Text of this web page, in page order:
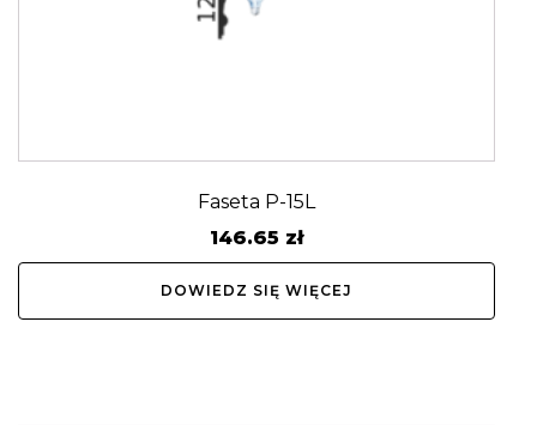
Faseta P-15L
146.65 zł
DOWIEDZ SIĘ WIĘCEJ